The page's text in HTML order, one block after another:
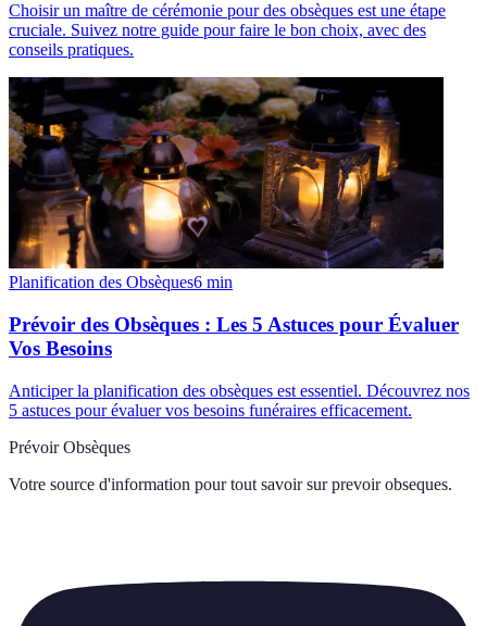
Choisir un maître de cérémonie pour des obsèques est une étape
cruciale. Suivez notre guide pour faire le bon choix, avec des
conseils pratiques.
Planification des Obsèques6 min
Prévoir des Obsèques : Les 5 Astuces pour Évaluer
Vos Besoins
Anticiper la planification des obsèques est essentiel. Découvrez nos
5 astuces pour évaluer vos besoins funéraires efficacement.
Prévoir Obsèques
Votre source d'information pour tout savoir sur prevoir obseques.